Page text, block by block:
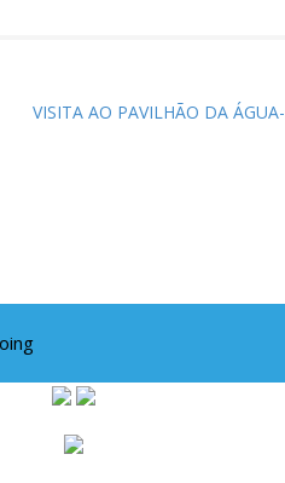
VISITA AO PAVILHÃO DA ÁGUA-